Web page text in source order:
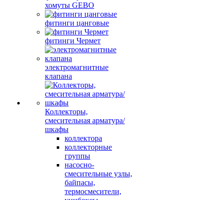
хомуты GEBO
фитинги цанговые
фитинги Чермет
электромагнитные
клапана
Коллекторы,
смесительная арматура/
шкафы
коллектора
коллекторные
группы
насосно-
смесительные узлы,
байпасы,
термосмесители,